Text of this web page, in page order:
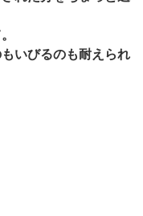
いびるのも耐えられ